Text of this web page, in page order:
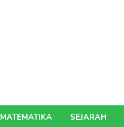
MATEMATIKA SEJARAH